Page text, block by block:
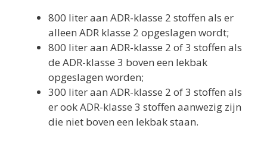
800 liter aan ADR-klasse 2 stoffen als er
alleen ADR klasse 2 opgeslagen wordt;
800 liter aan ADR-klasse 2 of 3 stoffen als
de ADR-klasse 3 boven een lekbak
opgeslagen worden;
300 liter aan ADR-klasse 2 of 3 stoffen als
er ook ADR-klasse 3 stoffen aanwezig zijn
die niet boven een lekbak staan.